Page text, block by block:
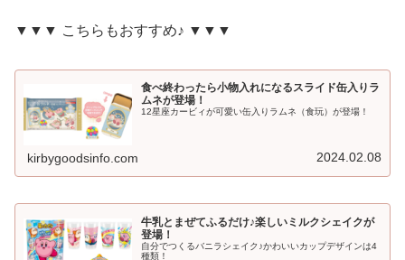
▼▼▼ こちらもおすすめ♪ ▼▼▼
食べ終わったら小物入れになるスライド缶入りラ
ムネが登場！
12星座カービィが可愛い缶入りラムネ（食玩）が登場！
kirbygoodsinfo.com 2024.02.08
牛乳とまぜてふるだけ♪楽しいミルクシェイクが
登場！
自分でつくるバニラシェイク♪かわいいカップデザインは4
種類！